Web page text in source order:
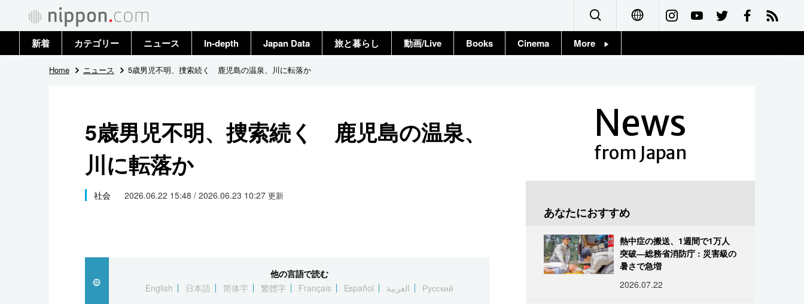
Français
新着 カテゴリー
政治・外交
国際
文化
スポーツ・東京2020
ニュース
トップ
In-depth Japan Data 旅と暮らし 動画/Live Books Cinema More
Home ニュース 5歳男児不明、捜索続く 鹿児島の温泉、川に転落か
5歳男児不明、捜索続く 鹿児島の温泉、
川に転落か
社会 2026.06.22 15:48 / 2026.06.23 10:27 更新
他の言語で読む
English
日本語 简体字 繁體字 Français Español العربية Русский
News
from Japan
あなたにおすすめ
熱中症の搬送、1週間で1万人
突破―総務省消防庁 : 災害級の
暑さで急増
2026.07.22